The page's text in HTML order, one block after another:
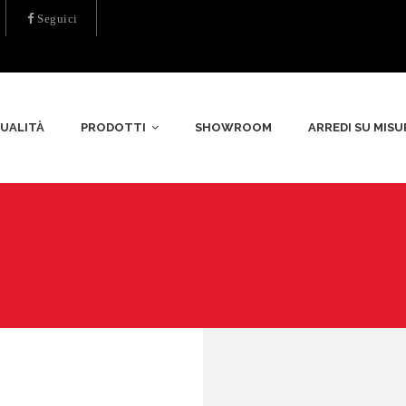
Seguici
PRODOTTI SHOWROOM ARREDI SU